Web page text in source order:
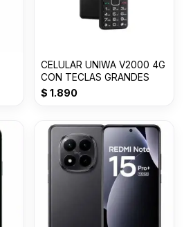
CELULAR UNIWA V2000 4G
CON TECLAS GRANDES
$ 1.890